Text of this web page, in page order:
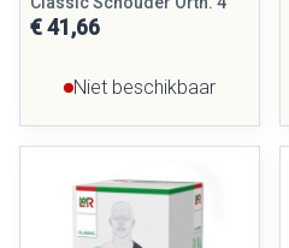
€ 41,66
Niet beschikbaar